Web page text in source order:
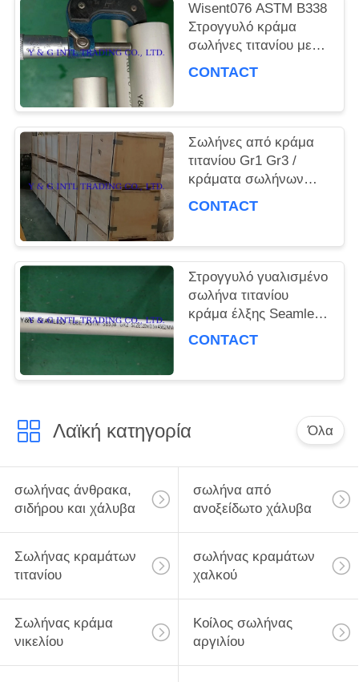
SITEMAP
PRIVACY
POLICY
Wisent076 ASTM B338
Στρογγυλό κράμα
σωλήνες τιτανίου με
γυαλισμένη επιφάνεια
CONTACT
Σωλήνες από κράμα
τιτανίου Gr1 Gr3 /
κράματα σωλήνων
από κράμα τιτανίου
CONTACT
Στρογγυλό γυαλισμένο
σωλήνα τιτανίου
κράμα έλξης Seamless
συγκολλημένο 0,1%
CONTACT
Λαϊκή κατηγορία Όλα
σωλήνας άνθρακα,
σιδήρου και χάλυβα
σωλήνα από
ανοξείδωτο χάλυβα
Σωλήνας κραμάτων
τιτανίου
σωλήνας κραμάτων
χαλκού
Σωλήνας κράμα
νικελίου
Κοίλος σωλήνας
αργιλίου